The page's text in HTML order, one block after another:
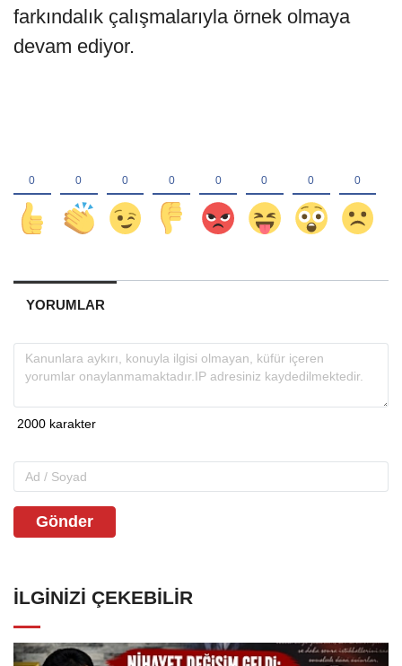
farkındalık çalışmalarıyla örnek olmaya
devam ediyor.
YORUMLAR
Gönder
İLGINIZI ÇEKEBILIR